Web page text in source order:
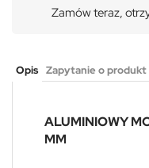
Zamów teraz,
Opis Zapytanie o produkt
ALUMINIOWY
MM